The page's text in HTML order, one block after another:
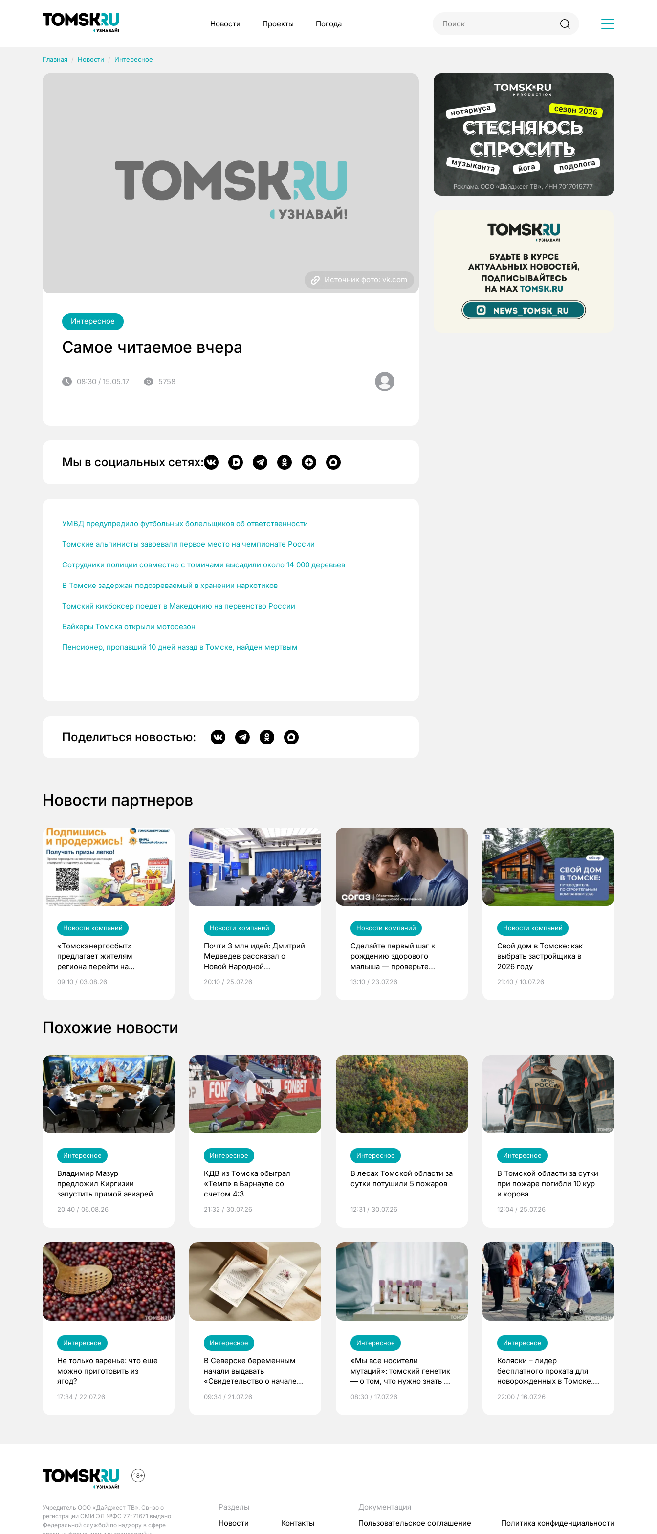
Новости Проекты Погода
Главная Новости Интересное
Источник фото: vk.com
Интересное
Самое читаемое вчера
08:30 / 15.05.17 5758
Мы в социальных сетях:
УМВД предупредило футбольных болельщиков об ответственности
Томские альпинисты завоевали первое место на чемпионате России
Сотрудники полиции совместно с томичами высадили около 14 000 деревьев
В Томске задержан подозреваемый в хранении наркотиков
Томский кикбоксер поедет в Македонию на первенство России
Байкеры Томска открыли мотосезон
Пенсионер, пропавший 10 дней назад в Томске, найден мертвым
Поделиться новостью:
Новости партнеров
Новости компаний
«Томскэнергосбыт»
предлагает жителям
региона перейти на
выиграть призы
09:10 / 03.08.26
Новости компаний
Почти 3 млн идей: Дмитрий
Медведев рассказал о
Новой Народной
20:10 / 25.07.26
Новости компаний
Сделайте первый шаг к
рождению здорового
малыша — проверьте
по ОМС!
13:10 / 23.07.26
Новости компаний
Свой дом в Томске: как
выбрать застройщика в
2026 году
21:40 / 10.07.26
Похожие новости
Интересное
Владимир Мазур
предложил Киргизии
запустить прямой авиарейс
20:40 / 06.08.26
Интересное
КДВ из Томска обыграл
«Темп» в Барнауле со
счетом 4:3
21:32 / 30.07.26
Интересное
В лесах Томской области за
сутки потушили 5 пожаров
12:31 / 30.07.26
Интересное
В Томской области за сутки
при пожаре погибли 10 кур
и корова
12:04 / 25.07.26
Интересное
Не только варенье: что еще
можно приготовить из
ягод?
17:34 / 22.07.26
Интересное
В Северске беременным
начали выдавать
«Свидетельство о начале
09:34 / 21.07.26
Интересное
«Мы все носители
мутаций»: томский генетик
— о том, что нужно знать до
08:30 / 17.07.26
Интересное
Коляски – лидер
бесплатного проката для
новорожденных в Томске.
22:00 / 16.07.26
Учредитель ООО «Дайджест ТВ». Св-во о
регистрации СМИ ЭЛ №ФС 77-71671 выдано
Федеральной службой по надзору в сфере
Разделы
Новости
Контакты
Документация
Пользовательское соглашение
Политика конфиденциальности
Рубрики